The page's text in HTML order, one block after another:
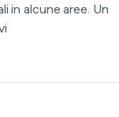
in alcune aree. Un